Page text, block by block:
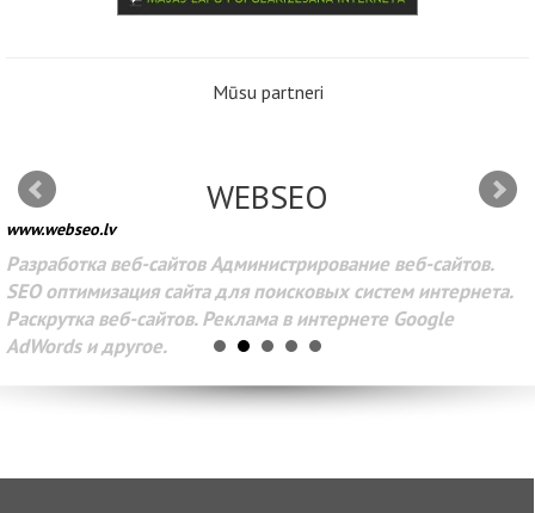
Mūsu partneri
WEBSEO
www.webseo.lv
Разработка веб-сайтов Администрирование веб-сайтов.
SEO оптимизация сайта для поисковых систем интернета.
Раскрутка веб-сайтов. Реклама в интернете Google
AdWords и другое.